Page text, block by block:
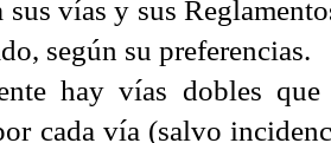
sus vías y sus
según su preferencias.
hay vías dobles
cada vía (salvo